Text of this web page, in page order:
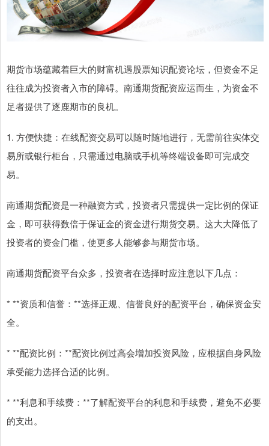
期货市场蕴藏着巨大的财富机遇股票知识配资论坛，但资金不足
往往成为投资者入市的障碍。南通期货配资应运而生，为资金不
足者提供了逐鹿期市的良机。
1. 方便快捷：在线配资交易可以随时随地进行，无需前往实体交
易所或银行柜台，只需通过电脑或手机等终端设备即可完成交
易。
南通期货配资是一种融资方式，投资者只需提供一定比例的保证
金，即可获得数倍于保证金的资金进行期货交易。这大大降低了
投资者的资金门槛，使更多人能够参与期货市场。
南通期货配资平台众多，投资者在选择时应注意以下几点：
* **资质和信誉：**选择正规、信誉良好的配资平台，确保资金安
全。
* **配资比例：**配资比例过高会增加投资风险，应根据自身风险
承受能力选择合适的比例。
* **利息和手续费：**了解配资平台的利息和手续费，避免不必要
的支出。